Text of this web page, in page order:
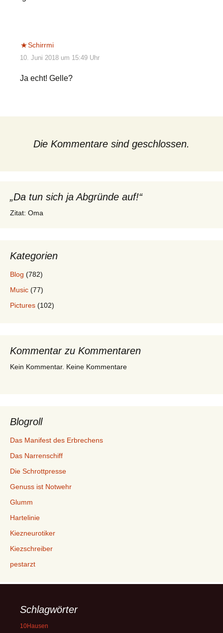
Schirrmi
10. Juni 2018 um 15:49 Uhr
Ja echt! Gelle?
Die Kommentare sind geschlossen.
„Da tun sich ja Abgründe auf!“
Zitat: Oma
Kategorien
Blog (782)
Music (77)
Pictures (102)
Kommentar zu Kommentaren
Kein Kommentar. Keine Kommentare
Blogroll
Das Manifest des Erbrechens
Das Narrenschiff
Die Schrottpresse
Genuss ist Notwehr
Glumm
Hartelinie
Kiezneurotiker
Kiezschreiber
pestarzt
Schlagwörter
10Hausen